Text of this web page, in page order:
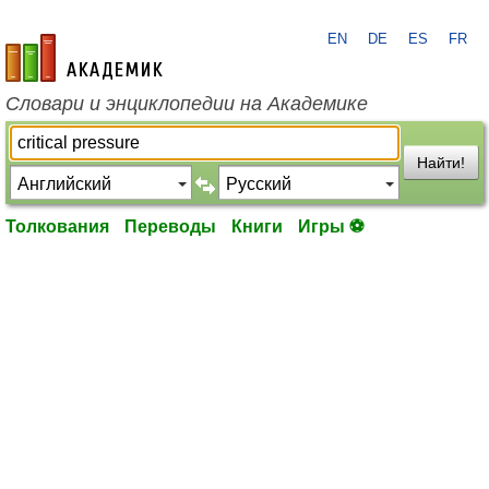
academic.ru
EN DE ES FR
Словари и энциклопедии на Академике
Найти!
Толкования Переводы Книги Игры ⚽